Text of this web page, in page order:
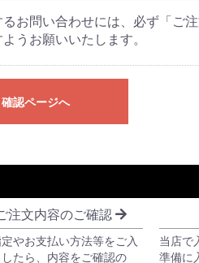
お問い合わせには、必ず「ご
うお願いいたします。
確認ページへ
注文内容のご確認
やお支払い方法等をご入
たら、内容をご確認の
当店で
準備に